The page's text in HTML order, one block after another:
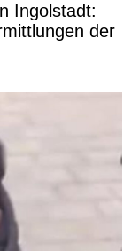
Ingolstadt:
der